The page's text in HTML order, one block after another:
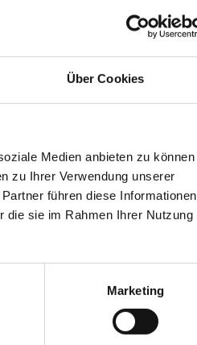
Über Cookies
Medien anbieten zu können
zu Ihrer Verwendung unserer
führen diese Informationen
die sie im Rahmen Ihrer Nutzung
Marketing